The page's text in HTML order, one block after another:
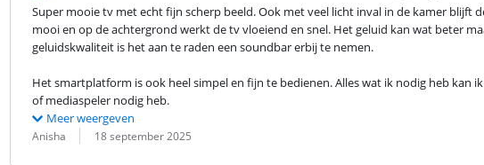
Super mooie tv met echt fijn scherp beeld. Ook met veel licht inval in de kamer blijft
mooi en op de achtergrond werkt de tv vloeiend en snel. Het geluid kan wat beter
geluidskwaliteit is het aan te raden een soundbar erbij te nemen.
Het smartplatform is ook heel simpel en fijn te bedienen. Alles wat ik nodig heb kan
of mediaspeler nodig heb.
Meer weergeven
Beoordeling door:
Anisha
Datum: 18 september 2025